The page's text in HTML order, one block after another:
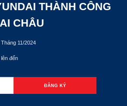
THÀNH CÔNG
CHÂU
Tháng 11/2024
đến